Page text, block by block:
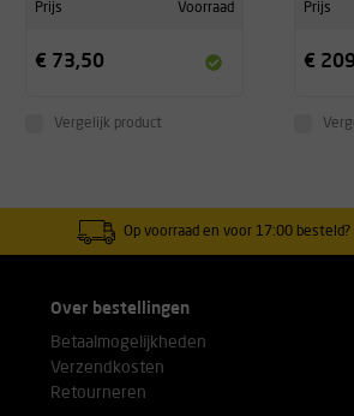
Prijs Voorraad
€ 73,50
Vergelijk product
Prijs
€
Op voorraad en voor 17:00
Over bestellingen
Betaalmogelijkheden
Verzendkosten
Retourneren